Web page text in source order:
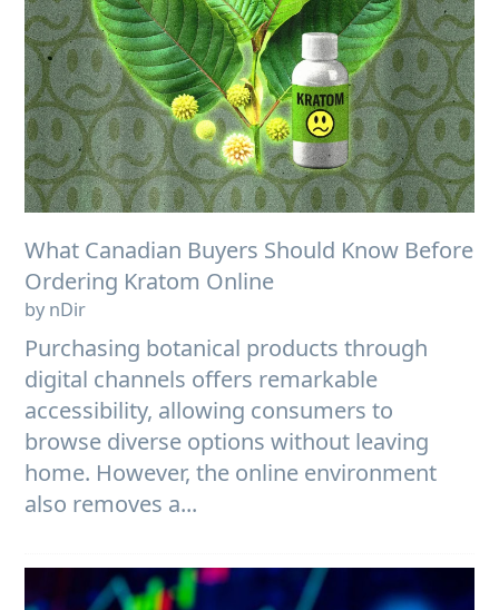
What Canadian Buyers Should Know Before
Ordering Kratom Online
by nDir
Purchasing botanical products through
digital channels offers remarkable
accessibility, allowing consumers to
browse diverse options without leaving
home. However, the online environment
also removes a...